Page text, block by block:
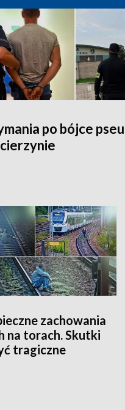
po bójce
zachowania
na torach. Skutki
tragiczne